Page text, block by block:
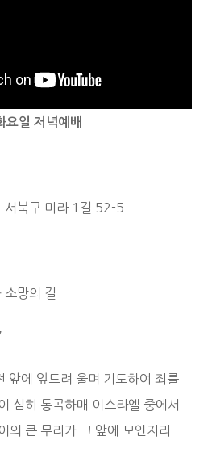
요일 저녁예배
서북구 미라 1길 52-5
소망의 길
앞에 엎드려 울며 기도하여 죄를
심히 통곡하매 이스라엘 중에서
의 큰 무리가 그 앞에 모인지라